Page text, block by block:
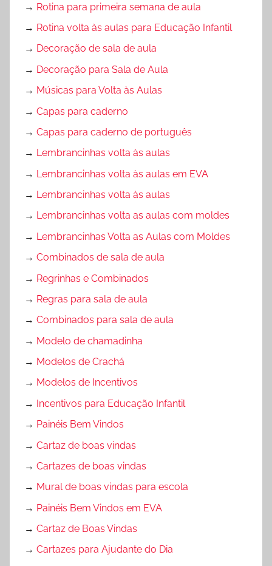
→ Rotina para primeira semana de aula
→ Rotina volta às aulas para Educação Infantil
→ Decoração de sala de aula
→ Decoração para Sala de Aula
→ Músicas para Volta às Aulas
→ Capas para caderno
→ Capas para caderno de português
→ Lembrancinhas volta às aulas
→ Lembrancinhas volta às aulas em EVA
→ Lembrancinhas volta às aulas
→ Lembrancinhas volta as aulas com moldes
→ Lembrancinhas Volta as Aulas com Moldes
→ Combinados de sala de aula
→ Regrinhas e Combinados
→ Regras para sala de aula
→ Combinados para sala de aula
→ Modelo de chamadinha
→ Modelos de Crachá
→ Modelos de Incentivos
→ Incentivos para Educação Infantil
→ Painéis Bem Vindos
→ Cartaz de boas vindas
→ Cartazes de boas vindas
→ Mural de boas vindas para escola
→ Painéis Bem Vindos em EVA
→ Cartaz de Boas Vindas
→ Cartazes para Ajudante do Dia